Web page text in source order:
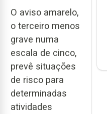
O aviso amarelo,
o terceiro menos
grave numa
escala de cinco,
prevê situações
de risco para
determinadas
atividades